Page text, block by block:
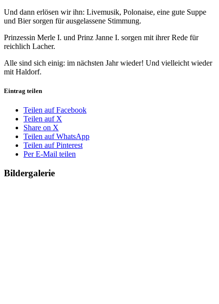
Und dann erlösen wir ihn: Livemusik, Polonaise, eine gute Suppe
und Bier sorgen für ausgelassene Stimmung.
Prinzessin Merle I. und Prinz Janne I. sorgen mit ihrer Rede für
reichlich Lacher.
Alle sind sich einig: im nächsten Jahr wieder! Und vielleicht wieder
mit Haldorf.
Eintrag teilen
Teilen auf Facebook
Teilen auf X
Share on X
Teilen auf WhatsApp
Teilen auf Pinterest
Per E-Mail teilen
Bildergalerie